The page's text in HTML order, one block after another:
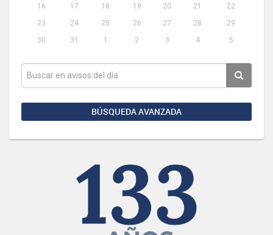
16
17 18 19 20 21
22
23
24 25 26 27 28
29
30
31 1 2 3 4 5
BÚSQUEDA AVANZADA